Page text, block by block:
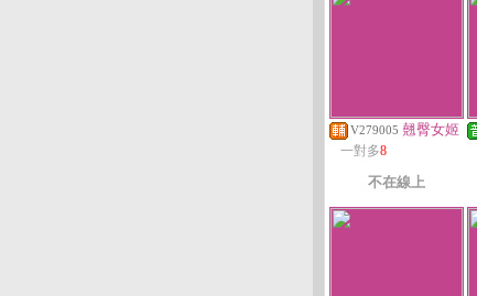
V279005 翹臀女姬
一對多8
不在線上